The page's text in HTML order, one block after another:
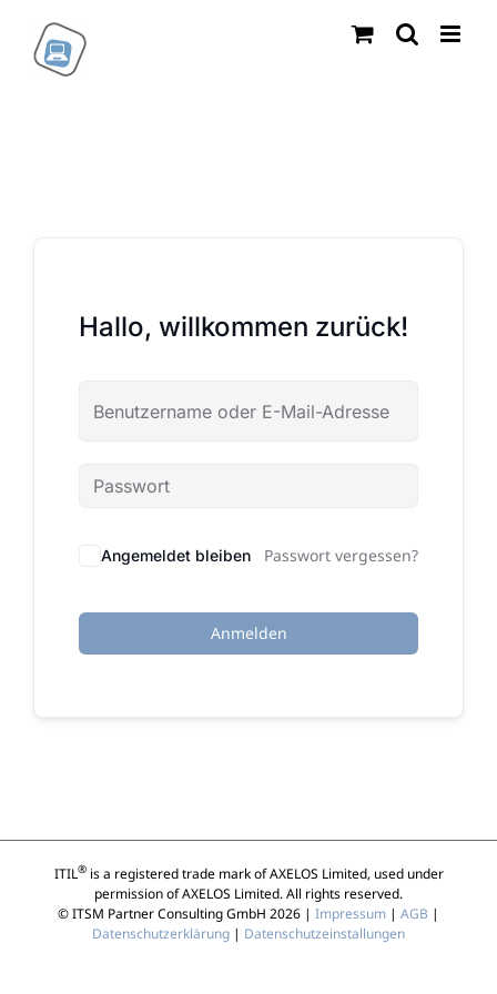
Inhalt
springen
Hallo, willkommen zurück!
Angemeldet bleiben Passwort vergessen?
Anmelden
ITIL®is a registered trade mark of AXELOS Limited, used under
permission of AXELOS Limited. All rights reserved.
© ITSM Partner Consulting GmbH 2026 | Impressum | AGB |
Datenschutzerklärung | Datenschutzeinstallungen